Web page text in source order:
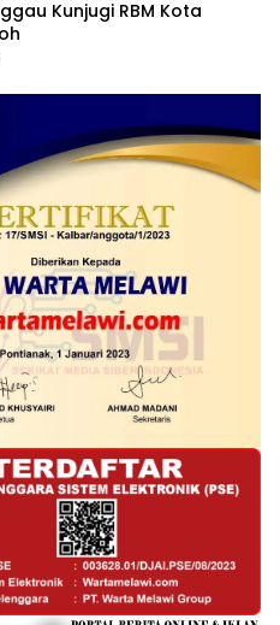
Kunjugi RBM Kota